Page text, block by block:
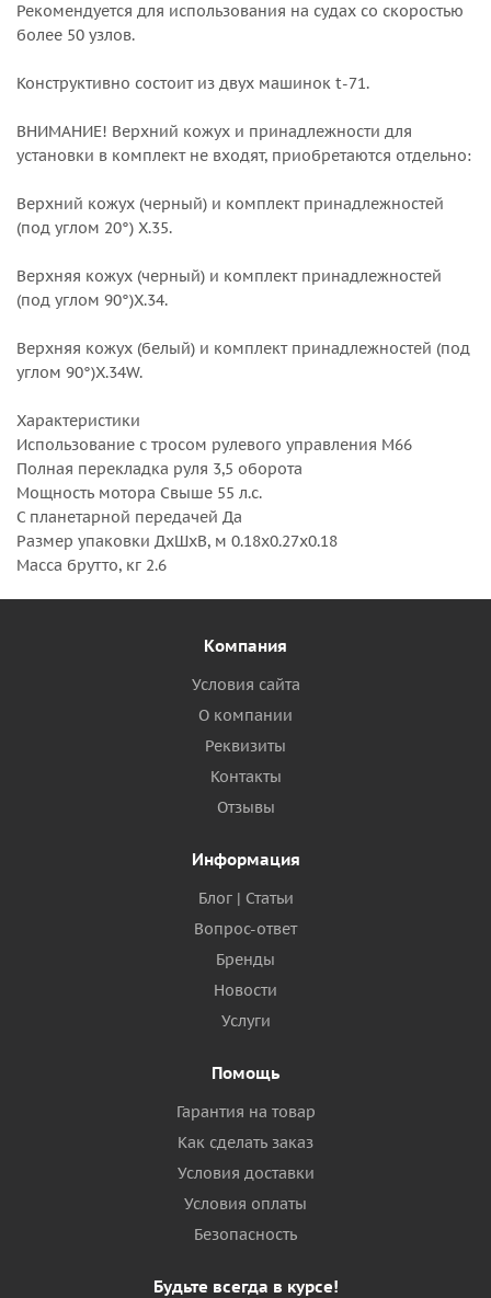
Рекомендуется для использования на судах со скоростью
более 50 узлов.
Конструктивно состоит из двух машинок t-71.
ВНИМАНИЕ! Верхний кожух и принадлежности для
установки в комплект не входят, приобретаются отдельно:
Верхний кожух (черный) и комплект принадлежностей
(под углом 20°) X.35.
Верхняя кожух (черный) и комплект принадлежностей
(под углом 90°)X.34.
Верхняя кожух (белый) и комплект принадлежностей (под
углом 90°)X.34W.
Характеристики
Использование с тросом рулевого управления M66
Полная перекладка руля 3,5 оборота
Мощность мотора Свыше 55 л.с.
С планетарной передачей Да
Размер упаковки ДхШхВ, м 0.18x0.27x0.18
Масса брутто, кг 2.6
Компания
Условия сайта
О компании
Реквизиты
Контакты
Отзывы
Информация
Блог | Статьи
Вопрос-ответ
Бренды
Новости
Услуги
Помощь
Гарантия на товар
Как сделать заказ
Условия доставки
Условия оплаты
Безопасность
Будьте всегда в курсе!